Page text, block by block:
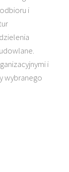
i
i
wybranego